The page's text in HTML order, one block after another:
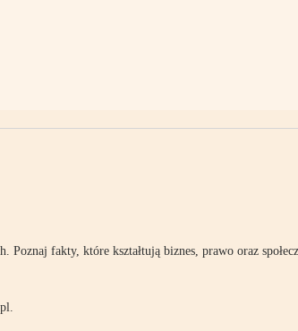
fakty, które kształtują biznes, prawo oraz